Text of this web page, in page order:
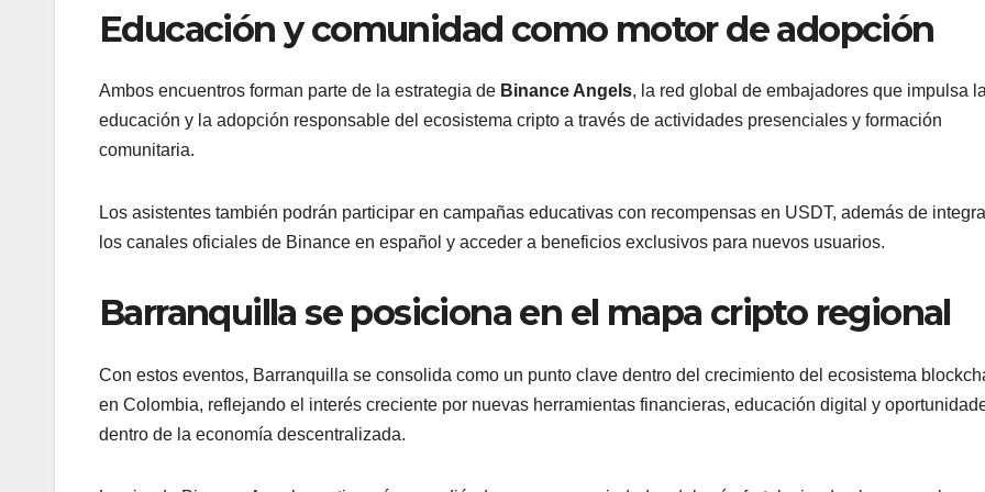
Educación y comunidad como motor de adopción
Ambos encuentros forman parte de la estrategia de Binance Angels, la red global de embajadores que impulsa la
educación y la adopción responsable del ecosistema cripto a través de actividades presenciales y formación
comunitaria.
Los asistentes también podrán participar en campañas educativas con recompensas en USDT, además de
los canales oficiales de Binance en español y acceder a beneficios exclusivos para nuevos usuarios.
Barranquilla se posiciona en el mapa cripto regional
Con estos eventos, Barranquilla se consolida como un punto clave dentro del crecimiento del ecosistema
en Colombia, reflejando el interés creciente por nuevas herramientas financieras, educación digital y
dentro de la economía descentralizada.